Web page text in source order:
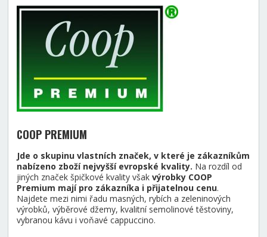
COOP PREMIUM
Jde o skupinu vlastních značek, v které je zákazníkům
nabízeno zboží nejvyšší evropské kvality. Na rozdíl od
jiných značek špičkové kvality však výrobky COOP
Premium mají pro zákazníka i přijatelnou cenu.
Najdete mezi nimi řadu masných, rybích a zeleninových
výrobků, výběrové džemy, kvalitní semolinové těstoviny,
vybranou kávu i voňavé cappuccino.